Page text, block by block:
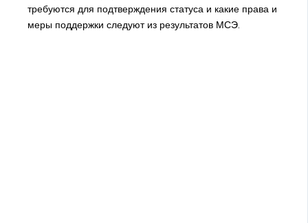
требуются для подтверждения статуса и какие права и
меры поддержки следуют из результатов МСЭ.